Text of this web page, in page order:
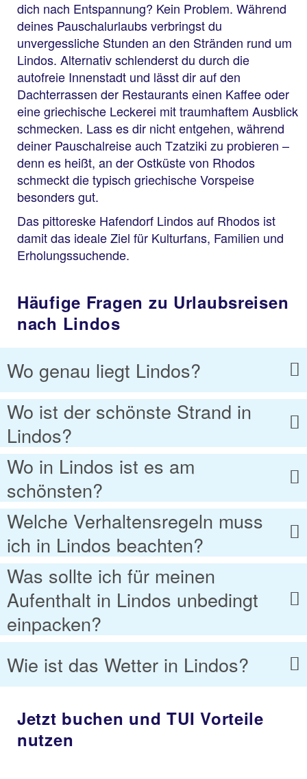
dich nach Entspannung? Kein Problem. Während
deines Pauschalurlaubs verbringst du
unvergessliche Stunden an den Stränden rund um
Lindos. Alternativ schlenderst du durch die
autofreie Innenstadt und lässt dir auf den
Dachterrassen der Restaurants einen Kaffee oder
eine griechische Leckerei mit traumhaftem Ausblick
schmecken. Lass es dir nicht entgehen, während
deiner Pauschalreise auch Tzatziki zu probieren –
denn es heißt, an der Ostküste von Rhodos
schmeckt die typisch griechische Vorspeise
besonders gut.
Das pittoreske Hafendorf Lindos auf Rhodos ist
damit das ideale Ziel für Kulturfans, Familien und
Erholungssuchende.
Häufige Fragen zu Urlaubsreisen
nach Lindos
Wo genau liegt Lindos?
Wo ist der schönste Strand in
Lindos?
Wo in Lindos ist es am
schönsten?
Welche Verhaltensregeln muss
ich in Lindos beachten?
Was sollte ich für meinen
Aufenthalt in Lindos unbedingt
einpacken?
Wie ist das Wetter in Lindos?
Jetzt buchen und TUI Vorteile
nutzen